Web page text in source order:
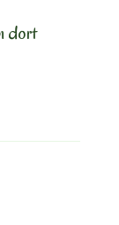
dort